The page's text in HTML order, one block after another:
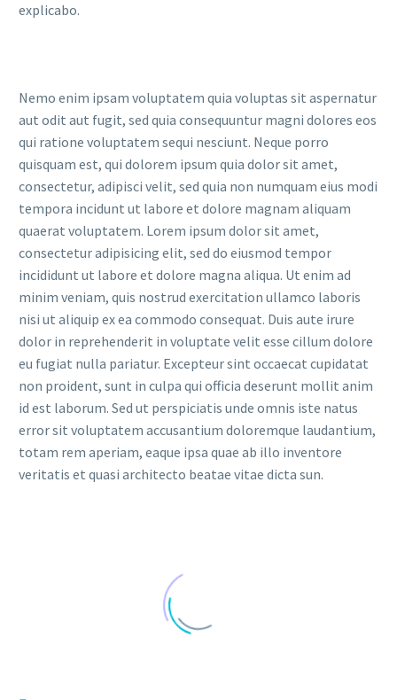
explicabo.
Nemo enim ipsam voluptatem quia voluptas sit aspernatur
aut odit aut fugit, sed quia consequuntur magni dolores eos
qui ratione voluptatem sequi nesciunt. Neque porro
quisquam est, qui dolorem ipsum quia dolor sit amet,
consectetur, adipisci velit, sed quia non numquam eius modi
tempora incidunt ut labore et dolore magnam aliquam
quaerat voluptatem. Lorem ipsum dolor sit amet,
consectetur adipisicing elit, sed do eiusmod tempor
incididunt ut labore et dolore magna aliqua. Ut enim ad
minim veniam, quis nostrud exercitation ullamco laboris
nisi ut aliquip ex ea commodo consequat. Duis aute irure
dolor in reprehenderit in voluptate velit esse cillum dolore
eu fugiat nulla pariatur. Excepteur sint occaecat cupidatat
non proident, sunt in culpa qui officia deserunt mollit anim
id est laborum. Sed ut perspiciatis unde omnis iste natus
error sit voluptatem accusantium doloremque laudantium,
totam rem aperiam, eaque ipsa quae ab illo inventore
veritatis et quasi architecto beatae vitae dicta sun.